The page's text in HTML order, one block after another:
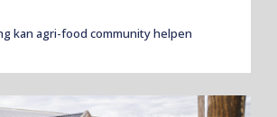
kan agri-food community helpen